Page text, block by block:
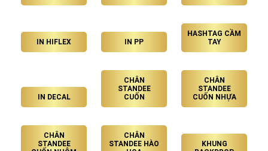
IN HIFLEX IN PP
HASHTAG CẦM
TAY
IN DECAL
CHÂN
STANDEE
CUỐN
CHÂN
STANDEE
CUỐN NHỰA
CHÂN
STANDEE
CHÂN
STANDEE HÀO
KHUNG